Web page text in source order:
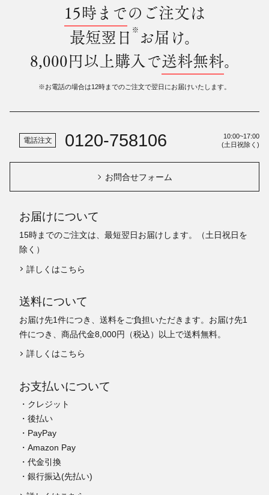
15時までのご注文は
最短翌日 ※ お届け。
8,000円以上購入で送料無料。
※お電話の場合は12時までのご注文で翌日にお届けいたします。
電話注文 0120-758106
10:00~17:00
(土日祝除く)
お問合せフォーム
お届けについて
15時までのご注文は、最短翌日お届けします。（土日祝日を
除く）
詳しくはこちら
送料について
お届け先1件につき、送料をご負担いただきます。お届け先1
件につき、商品代金8,000円（税込）以上で送料無料。
詳しくはこちら
お支払いについて
・クレジット
・後払い
・PayPay
・Amazon Pay
・代金引換
・銀行振込(先払い)